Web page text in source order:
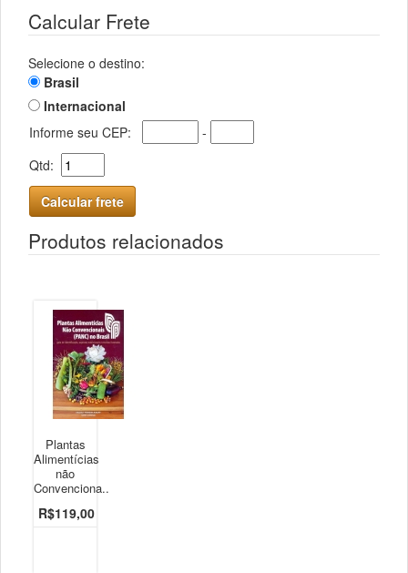
Calcular Frete
Selecione o destino:
Brasil
Internacional
Informe seu CEP:
-
Qtd:
Calcular frete
Produtos relacionados
Plantas
Alimentícias
não
Convenciona..
R$119,00